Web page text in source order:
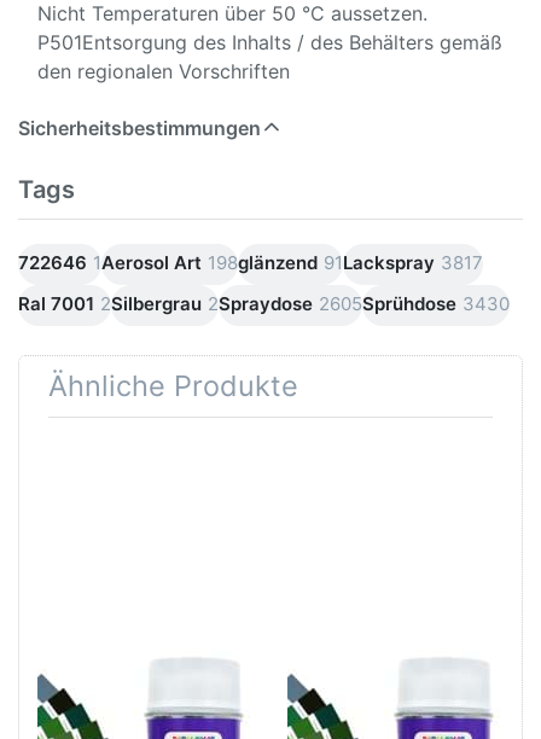
Nicht Temperaturen über 50 °C aussetzen.
P501Entsorgung des Inhalts / des Behälters gemäß
den regionalen Vorschriften
Sicherheitsbestimmungen
Tags
722646 1Aerosol Art 198glänzend 91Lackspray 3817
Ral 7001 2Silbergrau 2Spraydose 2605Sprühdose 3430
Ähnliche Produkte
Dupli Color Aerosol
Art Lackspray Klarlack
matt
Dupli Color Aerosol
Art Grundierung Grau
Lackspray 400ml